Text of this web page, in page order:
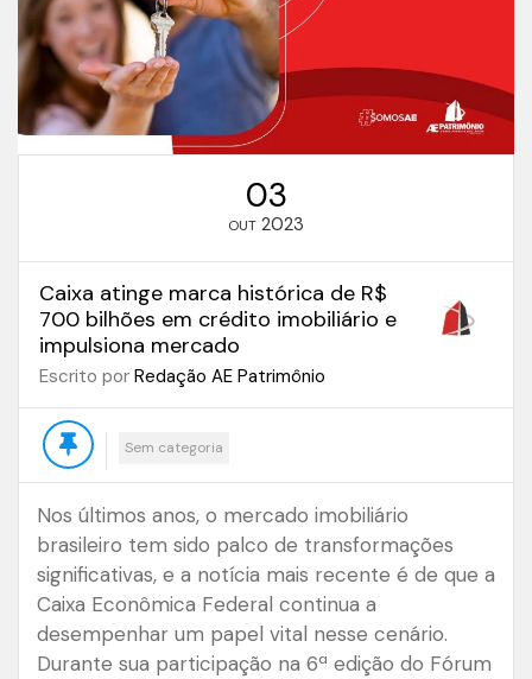
03
OUT 2023
Caixa atinge marca histórica de R$
700 bilhões em crédito imobiliário e
impulsiona mercado
Escrito por Redação AE Patrimônio
Sem categoria
Nos últimos anos, o mercado imobiliário
brasileiro tem sido palco de transformações
significativas, e a notícia mais recente é de que a
Caixa Econômica Federal continua a
desempenhar um papel vital nesse cenário.
Durante sua participação na 6ª edição do Fórum